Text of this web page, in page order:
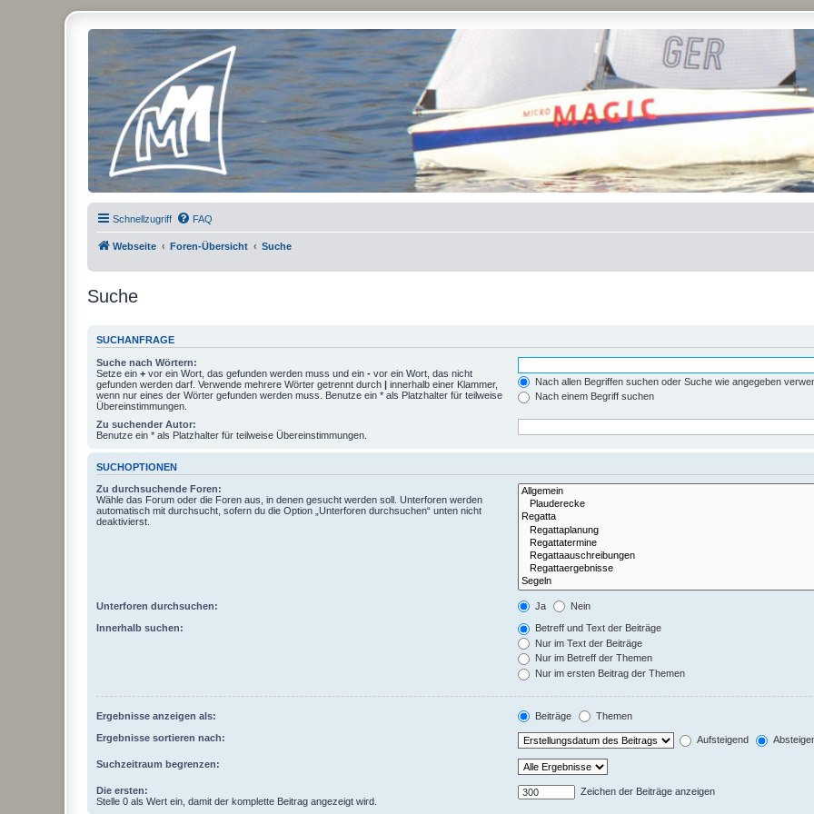
Micro Magic Forum Deutschland
Schnellzugriff FAQ
Webseite Foren-Übersicht Suche
Suche
SUCHANFRAGE
Suche nach Wörtern:
Setze ein + vor ein Wort, das gefunden werden muss und ein - vor ein Wort, das nicht
gefunden werden darf. Verwende mehrere Wörter getrennt durch | innerhalb einer Klammer,
wenn nur eines der Wörter gefunden werden muss. Benutze ein * als Platzhalter für teilweise
Übereinstimmungen.
Nach allen Begriffen suchen oder Suche wie angegeben
Nach einem Begriff suchen
Zu suchender Autor:
Benutze ein * als Platzhalter für teilweise Übereinstimmungen.
SUCHOPTIONEN
Zu durchsuchende Foren:
Wähle das Forum oder die Foren aus, in denen gesucht werden soll. Unterforen werden
automatisch mit durchsucht, sofern du die Option „Unterforen durchsuchen“ unten nicht
deaktivierst.
Unterforen durchsuchen: Ja Nein
Innerhalb suchen:
Betreff und Text der Beiträge
Nur im Text der Beiträge
Nur im Betreff der Themen
Nur im ersten Beitrag der Themen
Ergebnisse anzeigen als: Beiträge Themen
Ergebnisse sortieren nach: Aufsteigend
Suchzeitraum begrenzen:
Die ersten:
Stelle 0 als Wert ein, damit der komplette Beitrag angezeigt wird.
Zeichen der Beiträge anzeigen